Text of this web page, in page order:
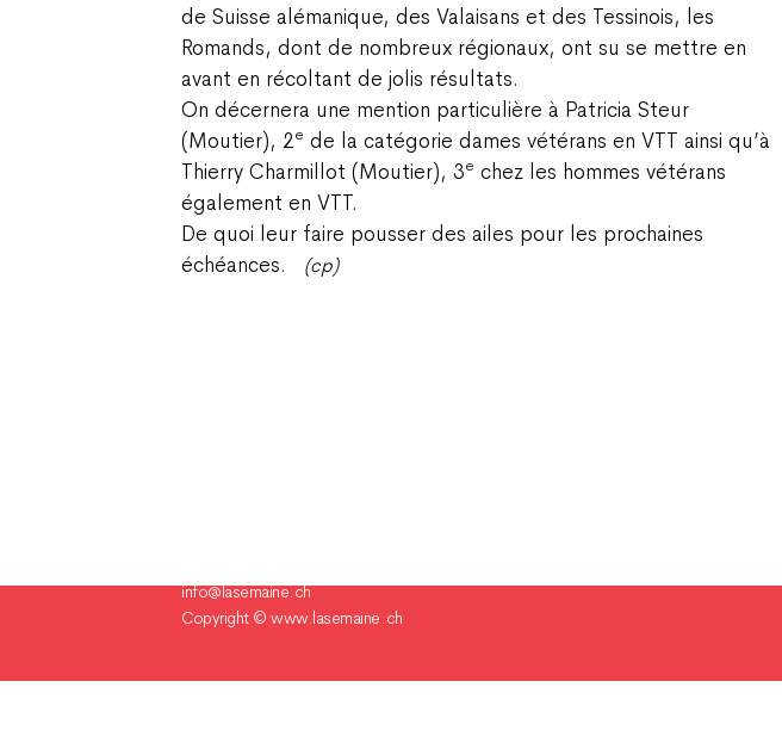
de Suisse alémanique, des Valaisans et des Tessinois, les
Romands, dont de nombreux régionaux, ont su se mettre en
avant en récoltant de jolis résultats.
On décernera une mention particulière à Patricia Steur
(Moutier), 2e de la catégorie dames vétérans en VTT ainsi qu’à
Thierry Charmillot (Moutier), 3e chez les hommes vétérans
également en VTT.
De quoi leur faire pousser des ailes pour les prochaines
échéances. (cp)
info@lasemaine.ch
Copyright ©www.lasemaine.ch